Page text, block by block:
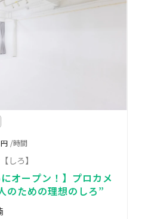
円 /時間
しろ】
オープン！】プロカメ
のための理想のしろ”